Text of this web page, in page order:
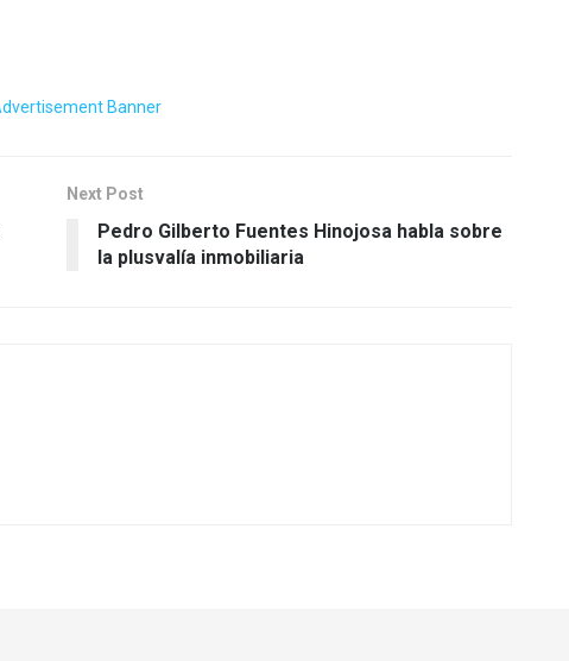
Next Post
Pedro Gilberto Fuentes Hinojosa habla sobre
la plusvalía inmobiliaria